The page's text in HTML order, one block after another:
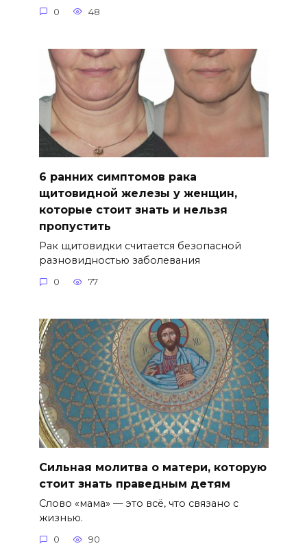
0 48
6 ранних симптомов рака
щитовидной железы у женщин,
которые стоит знать и нельзя
пропустить
Рак щитовидки считается безопасной
разновидностью заболевания
0 77
Сильная молитва о матери, которую
стоит знать праведным детям
Слово «мама» — это всё, что связано с
жизнью.
0 90